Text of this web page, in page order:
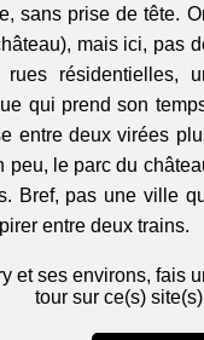
sans prise de tête.
mais ici, pas
résidentielles,
qui prend son
entre deux virées
peu, le parc du
Bref, pas une ville
entre deux trains.
et ses environs, fais
tour sur ce(s)